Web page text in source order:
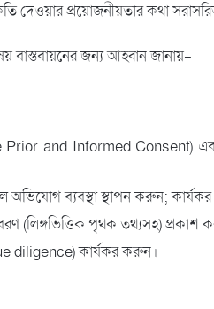
দেওয়ার প্রয়োজনীয়তার কথা
বাস্তবায়নের জন্য আহ্বান জানায়-
and Informed Consent) এবং
অভিযোগ ব্যবস্থা স্থাপন করুন;
(লিঙ্গভিত্তিক পৃথক তথ্যসহ) প্রকাশ
diligence) কার্যকর করুন।